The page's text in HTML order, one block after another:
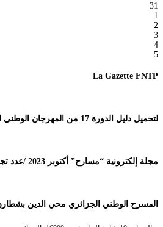
31
1
2
3
4
5
La Gazette FNTP
لتحميل دليل الدورة 17 من المهرجان الوطني للمسرح المحترف
مجلة إلكترونية “مسارح” أكتوبر 2023 /عدد تجريبي
المسرح الوطني الجزائري محي الدين